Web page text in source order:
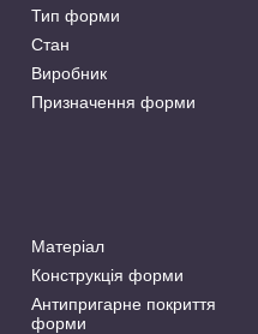
Тип форми
Стан
Виробник
Призначення форми
Матеріал
Конструкція форми
Антипригарне покриття
форми